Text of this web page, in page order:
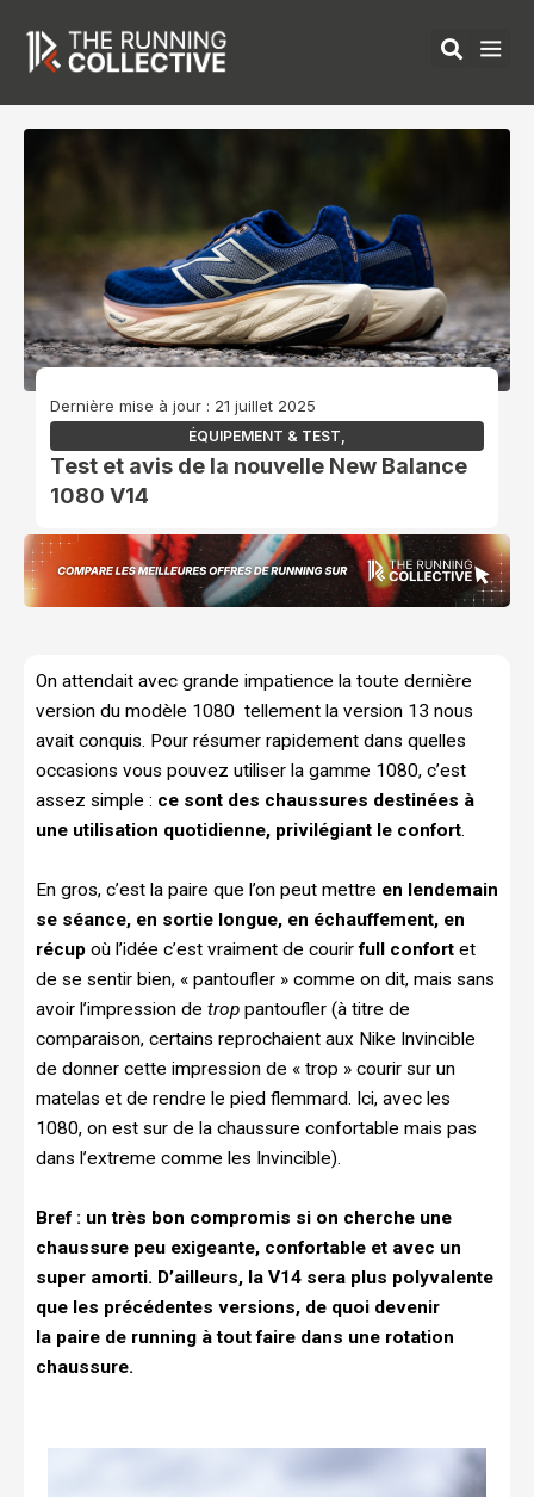
contenu
Dernière mise à jour : 21 juillet 2025
ÉQUIPEMENT & TEST
Test et avis de la nouvelle New Balance
1080 V14
On attendait avec grande impatience la toute dernière
version du modèle 1080 tellement la version 13 nous
avait conquis. Pour résumer rapidement dans quelles
occasions vous pouvez utiliser la gamme 1080, c’est
assez simple : ce sont des chaussures destinées à
une utilisation quotidienne, privilégiant le confort.
En gros, c’est la paire que l’on peut mettre en lendemain
se séance, en sortie longue, en échauffement, en
récup où l’idée c’est vraiment de courirfull confort et
de se sentir bien, « pantoufler » comme on dit, mais sans
avoir l’impression de trop pantoufler (à titre de
comparaison, certains reprochaient aux Nike Invincible
de donner cette impression de « trop » courir sur un
matelas et de rendre le pied flemmard. Ici, avec les
1080, on est sur de la chaussure confortable mais pas
dans l’extreme comme les Invincible).
Bref : un très bon compromis si on cherche une
chaussure peu exigeante, confortable et avec un
super amorti. D’ailleurs, la V14 sera plus polyvalente
que les précédentes versions, de quoi devenir
la paire de running à tout faire dans une rotation
chaussure.